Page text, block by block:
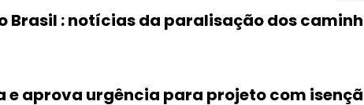
Brasil : notícias da paralisação dos
e aprova urgência para projeto com